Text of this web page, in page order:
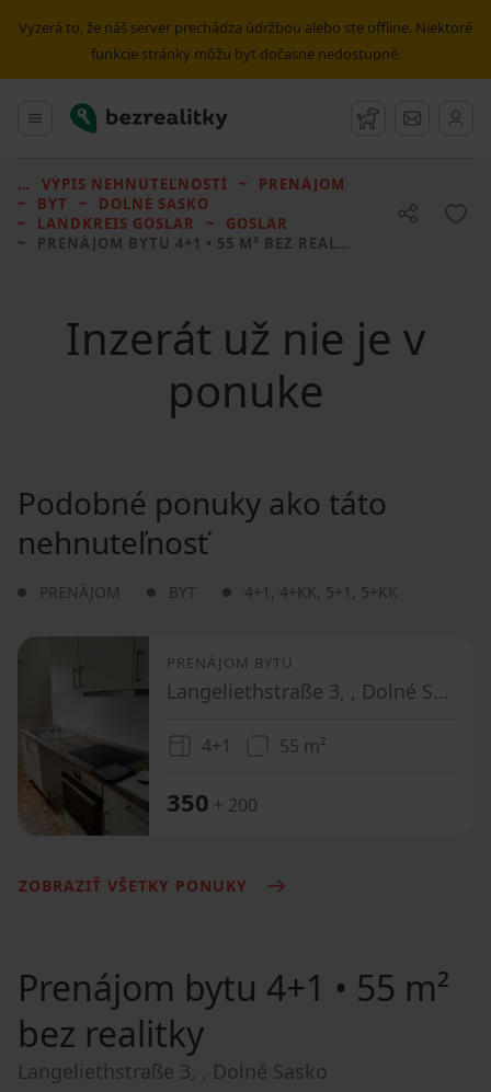
Vyzerá to, že náš server prechádza údržbou alebo ste offline. Niektoré
funkcie stránky môžu byť dočasne nedostupné.
Hlavné menu
Bezrealitky Strážny pes
Správy
VÝPIS NEHNUTEĽNOSTÍ
PRENÁJOM
BYT
DOLNÉ SASKO
LANDKREIS GOSLAR
GOSLAR
PRENÁJOM BYTU 4+1 • 55 M² BEZ REALITKY
Inzerát už nie je v
ponuke
Podobné ponuky ako táto
nehnuteľnosť
PRENÁJOM BYT 4+1 , 4+KK, 5+1 , 5+KK
PRENÁJOM BYTU
Langeliethstraße 3, , Dolné Sasko
4+1 55 m²
350 + 200
ZOBRAZIŤ VŠETKY PONUKY
Prenájom bytu 4+1 • 55 m²
bez realitky
Langeliethstraße 3, , Dolné Sasko